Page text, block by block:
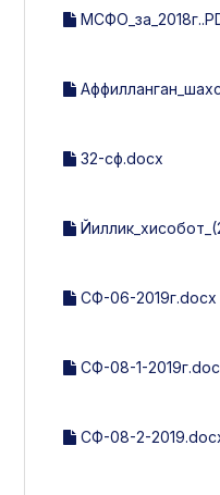
32-сф.docx
СФ-06-2019г.docx
СФ-08-1-
СФ-08-2-